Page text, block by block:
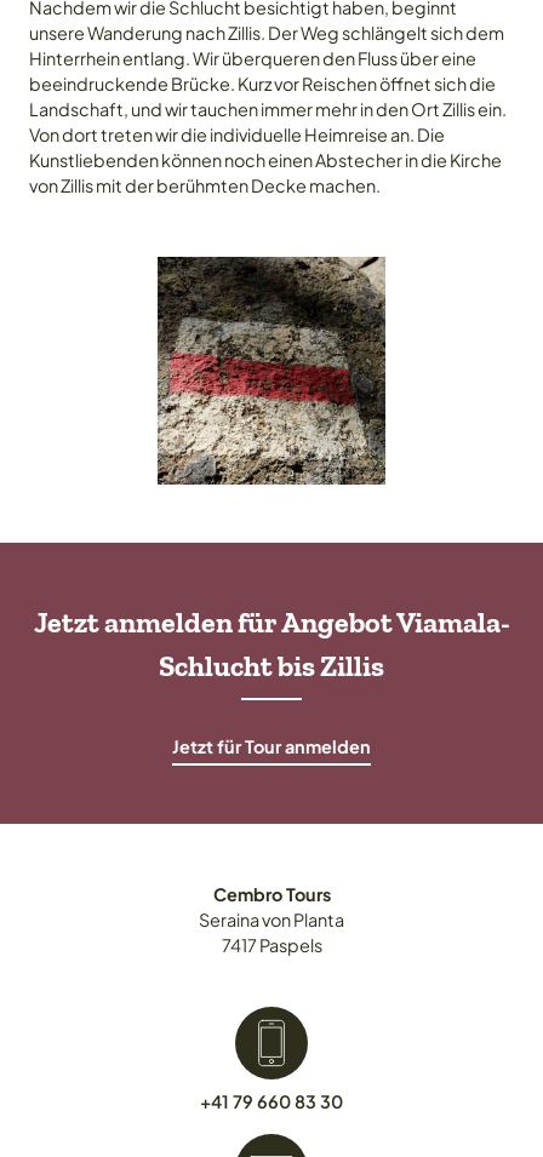
Galerie
Über mich
Kontakt
Nachdem wir die Schlucht besichtigt haben, beginnt
unsere Wanderung nach Zillis. Der Weg schlängelt sich dem
Hinterrhein entlang. Wir überqueren den Fluss über eine
beeindruckende Brücke. Kurz vor Reischen öffnet sich die
Landschaft, und wir tauchen immer mehr in den Ort Zillis ein.
Von dort treten wir die individuelle Heimreise an. Die
Kunstliebenden können noch einen Abstecher in die Kirche
von Zillis mit der berühmten Decke machen.
Jetzt anmelden für Angebot Viamala-
Schlucht bis Zillis
Jetzt für Tour anmelden
Cembro Tours
Serainavon Planta
7417Paspels
+41 79 660 83 30